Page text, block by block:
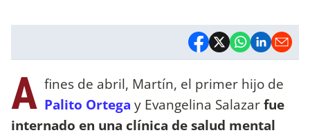
A fines de abril, Martín, el primer hijo de
Palito Ortega y Evangelina Salazarfue
internado en una clínica de salud mental